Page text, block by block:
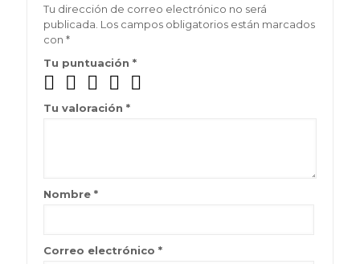
Tu dirección de correo electrónico no será
publicada. Los campos obligatorios están marcados
con *
Tu puntuación *
Tu valoración *
Nombre *
Correo electrónico *